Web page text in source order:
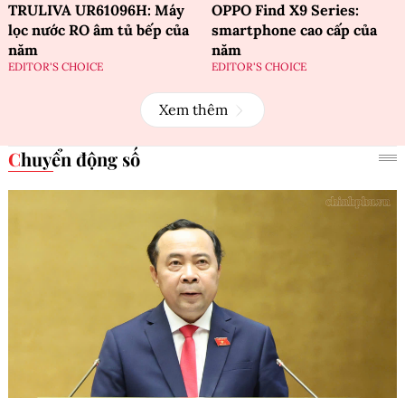
TRULIVA UR61096H: Máy
lọc nước RO âm tủ bếp của
năm
EDITOR'S CHOICE
OPPO Find X9 Series:
smartphone cao cấp của
năm
EDITOR'S CHOICE
Xem thêm
Chuyển động số